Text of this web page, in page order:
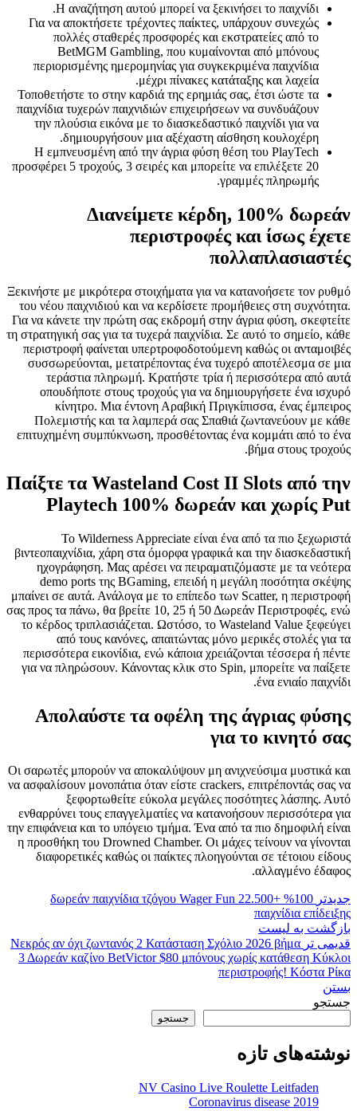
Η αναζήτηση αυτού μπορεί να ξεκινήσει το παιχνίδι.
Για να αποκτήσετε τρέχοντες παίκτες, υπάρχουν συνεχώς
πολλές σταθερές προσφορές και εκστρατείες από το
BetMGM Gambling, που κυμαίνονται από μπόνους
περιορισμένης ημερομηνίας για συγκεκριμένα παιχνίδια
μέχρι πίνακες κατάταξης και λαχεία.
Τοποθετήστε το στην καρδιά της ερημιάς σας, έτσι ώστε τα
παιχνίδια τυχερών παιχνιδιών επιχειρήσεων να συνδυάζουν
την πλούσια εικόνα με το διασκεδαστικό παιχνίδι για να
δημιουργήσουν μια αξέχαστη αίσθηση κουλοχέρη.
Η εμπνευσμένη από την άγρια ​​φύση θέση του PlayTech
προσφέρει 5 τροχούς, 3 σειρές και μπορείτε να επιλέξετε 20
γραμμές πληρωμής.
Διανείμετε κέρδη, 100% δωρεάν
περιστροφές και ίσως έχετε
πολλαπλασιαστές
Ξεκινήστε με μικρότερα στοιχήματα για να κατανοήσετε τον ρυθμό
του νέου παιχνιδιού και να κερδίσετε προμήθειες στη συχνότητα.
Για να κάνετε την πρώτη σας εκδρομή στην άγρια ​​φύση, σκεφτείτε
τη στρατηγική σας για τα τυχερά παιχνίδια. Σε αυτό το σημείο, κάθε
περιστροφή φαίνεται υπερτροφοδοτούμενη καθώς οι ανταμοιβές
συσσωρεύονται, μετατρέποντας ένα τυχερό αποτέλεσμα σε μια
τεράστια πληρωμή. Κρατήστε τρία ή περισσότερα από αυτά
οπουδήποτε στους τροχούς για να δημιουργήσετε ένα ισχυρό
κίνητρο. Μια έντονη Αραβική Πριγκίπισσα, ένας έμπειρος
Πολεμιστής και τα λαμπερά σας Σπαθιά ζωντανεύουν με κάθε
επιτυχημένη συμπύκνωση, προσθέτοντας ένα κομμάτι από το ένα
βήμα στους τροχούς.
Παίξτε τα Wasteland Cost II Slots από την
Playtech 100% δωρεάν και χωρίς Put
Το Wilderness Appreciate είναι ένα από τα πιο ξεχωριστά
βιντεοπαιχνίδια, χάρη στα όμορφα γραφικά και την διασκεδαστική
ηχογράφηση. Μας αρέσει να πειραματιζόμαστε με τα νεότερα
demo ports της BGaming, επειδή η μεγάλη ποσότητα σκέψης
μπαίνει σε αυτά. Ανάλογα με το επίπεδο των Scatter, η περιστροφή
σας προς τα πάνω, θα βρείτε 10, 25 ή 50 Δωρεάν Περιστροφές, ενώ
το κέρδος τριπλασιάζεται. Ωστόσο, το Wasteland Value ξεφεύγει
από τους κανόνες, απαιτώντας μόνο μερικές στολές για τα
περισσότερα εικονίδια, ενώ κάποια χρειάζονται τέσσερα ή πέντε
για να πληρώσουν. Κάνοντας κλικ στο Spin, μπορείτε να παίξετε
ένα ενιαίο παιχνίδι.
Απολαύστε τα οφέλη της άγριας φύσης
για το κινητό σας
Οι σαρωτές μπορούν να αποκαλύψουν μη ανιχνεύσιμα μυστικά και
να ασφαλίσουν μονοπάτια όταν είστε crackers, επιτρέποντάς σας να
ξεφορτωθείτε εύκολα μεγάλες ποσότητες λάσπης. Αυτό
ενθαρρύνει τους επαγγελματίες να κατανοήσουν περισσότερα για
την επιφάνεια και το υπόγειο τμήμα. Ένα από τα πιο δημοφιλή είναι
η προσθήκη του Drowned Chamber. Οι μάχες τείνουν να γίνονται
διαφορετικές καθώς οι παίκτες πλοηγούνται σε τέτοιου είδους
αλλαγμένο έδαφος.
جدیدتر
100% δωρεάν παιχνίδια τζόγου Wager Fun 22.500+
παιχνίδια επίδειξης
بازگشت به لیست
قدیمی تر Νεκρός αν όχι ζωντανός 2 Κατάσταση Σχόλιο 2026 βήμα
3 Δωρεάν καζίνο BetVictor $80 μπόνους χωρίς κατάθεση Κύκλοι
περιστροφής! Κόστα Ρίκα
بستن
جستجو
جستجو
نوشته‌های تازه
NV Casino Live Roulette Leitfaden
Coronavirus disease 2019